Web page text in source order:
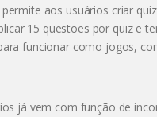
aos usuários criar
15 questões por quiz e
funcionar como jogos,
já vem com função de